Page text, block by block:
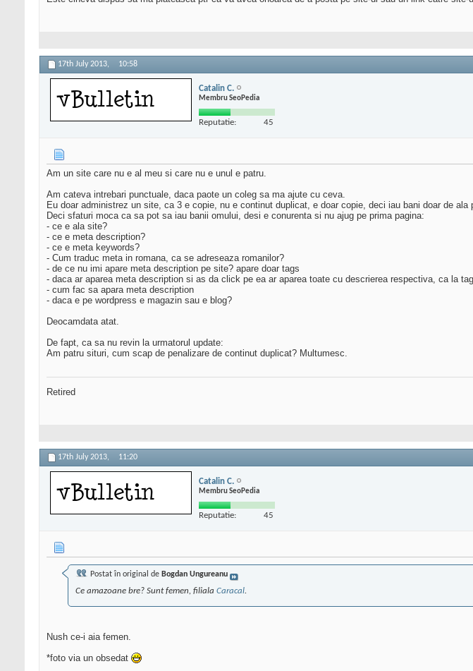
17th July 2013, 10:58
Catalin C.
Membru SeoPedia
Reputatie: 45
Am un site care nu e al meu si care nu e unul e patru.
Am cateva intrebari punctuale, daca paote un coleg sa ma ajute cu ceva.
Eu doar administrez un site, ca 3 e copie, nu e continut duplicat, e doar copie, deci iau bani doar de
Deci sfaturi moca ca sa pot sa iau banii omului, desi e conurenta si nu ajug pe prima pagina:
- ce e ala site?
- ce e meta description?
- ce e meta keywords?
- Cum traduc meta in romana, ca se adreseaza romanilor?
- de ce nu imi apare meta description pe site? apare doar tags
- daca ar aparea meta description si as da click pe ea ar aparea toate cu descrierea respectiva, ca la
- cum fac sa apara meta description
- daca e pe wordpress e magazin sau e blog?
Deocamdata atat.
De fapt, ca sa nu revin la urmatorul update:
Am patru situri, cum scap de penalizare de continut duplicat? Multumesc.
Retired
17th July 2013, 11:20
Catalin C.
Membru SeoPedia
Reputatie: 45
Postat în original de Bogdan Ungureanu
Ce amazoane bre? Sunt femen, filiala Caracal.
Nush ce-i aia femen.
*foto via un obsedat